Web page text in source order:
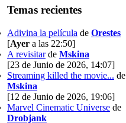
Temas recientes
Adivina la película de Orestes
[Ayer a las 22:50]
A revisitarde Mskina
[23 de Junio de 2026, 14:07]
Streaming killed the movie... de
Mskina
[12 de Junio de 2026, 19:06]
Marvel Cinematic Universe de
Drobjank